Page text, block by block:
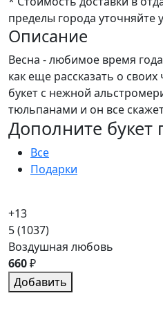
пределы города уточняйте
Описание
Весна - любимое время
как еще рассказать о своих
букет с нежной
тюльпанами и он все
Дополните букет
Все
Подарки
+13
5(1037)
Воздушная любовь
660₽
Добавить